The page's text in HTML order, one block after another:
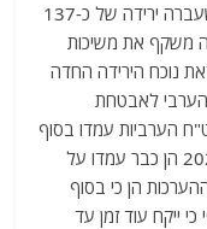
לפי דו"ח עדכני, מדינות ערב רשמו בשנה שעברה ירידה של כ-137
משקף את משיכות
נוכח הירידה החדה
הערבי לאבטחת
הערביות עמדו בסוף
2019 על כ-1.34 טריליון דולר אך בסוף 2020 הן כבר עמדו על
דולר, קרי ירידה של כ-13%. ההערכות הן כי בסוף
כי ייקח עוד זמן עד